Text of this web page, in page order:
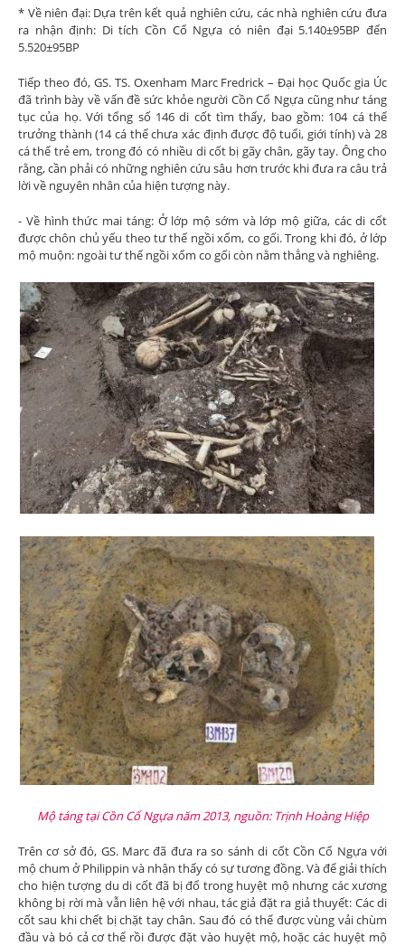
* Về niên đại: Dựa trên kết quả nghiên cứu, các nhà nghiên cứu đưa
ra nhận định: Di tích Cồn Cổ Ngựa có niên đại 5.140±95BP đến
5.520±95BP
Tiếp theo đó, GS. TS. Oxenham Marc Fredrick – Đại học Quốc gia Úc
đã trình bày về vấn đề sức khỏe người Cồn Cổ Ngựa cũng như táng
tục của họ. Với tổng số 146 di cốt tìm thấy, bao gồm: 104 cá thể
trưởng thành (14 cá thể chưa xác định được độ tuổi, giới tính) và 28
cá thể trẻ em, trong đó có nhiều di cốt bị gãy chân, gãy tay. Ông cho
rằng, cần phải có những nghiên cứu sâu hơn trước khi đưa ra câu trả
lời về nguyên nhân của hiện tượng này.
- Về hình thức mai táng: Ở lớp mộ sớm và lớp mộ giữa, các di cốt
được chôn chủ yếu theo tư thế ngồi xổm, co gối. Trong khi đó, ở lớp
mộ muộn: ngoài tư thế ngồi xổm co gối còn nằm thẳng và nghiêng.
Mộ táng tại Cồn Cổ Ngựa năm 2013, nguồn: Trịnh Hoàng Hiệp
Trên cơ sở đó, GS. Marc đã đưa ra so sánh di cốt Cồn Cổ Ngựa với
mộ chum ở Philippin và nhận thấy có sự tương đồng. Và để giải thích
cho hiện tượng du di cốt đã bị đổ trong huyệt mộ nhưng các xương
không bị rời mà vẫn liên hệ với nhau, tác giả đặt ra giả thuyết: Các di
cốt sau khi chết bị chặt tay chân. Sau đó có thể được vùng vải chùm
đầu và bó cả cơ thể rồi được đặt vào huyệt mộ, hoặc các huyệt mộ